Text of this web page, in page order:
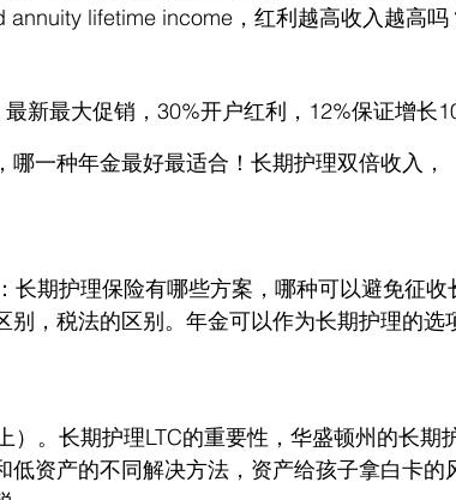
lifetime income，红利越高收入越高吗
新最大促销，30%开户红利，12%保证增长
一种年金最好最适合！长期护理双倍收入，
长期护理保险有哪些方案，哪种可以避免征收
，税法的区别。年金可以作为长期护理的选
）。长期护理LTC的重要性，华盛顿州的长期
资产的不同解决方法，资产给孩子拿白卡的